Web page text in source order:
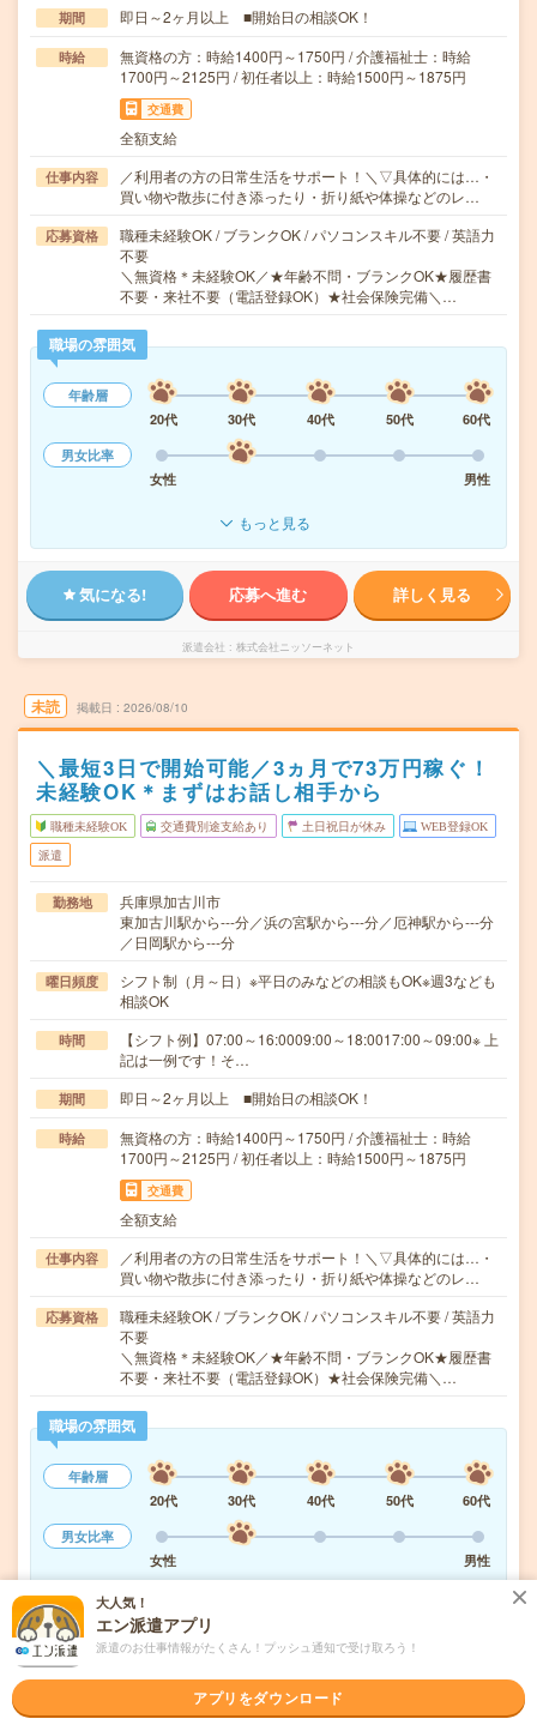
期間 即日～2ヶ月以上 ■開始日の相談OK！
時給
無資格の方：時給1400円～1750円 / 介護福祉士：時給
1700円～2125円 / 初任者以上：時給1500円～1875円
交通費
全額支給
仕事内容
／利用者の方の日常生活をサポート！＼▽具体的には…・
買い物や散歩に付き添ったり・折り紙や体操などのレ…
応募資格
職種未経験OK / ブランクOK / パソコンスキル不要 / 英語力
不要
＼無資格＊未経験OK／★年齢不問・ブランクOK★履歴書
不要・来社不要（電話登録OK）★社会保険完備＼…
職場の雰囲気
年齢層
20代
30代 40代 50代
60代
男女比率
女性
男性
もっと見る
気になる! 応募へ進む 詳しく見る
派遣会社 株式会社ニッソーネット
未読 掲載日 2026/08/10
＼最短3日で開始可能／3ヵ月で73万円稼ぐ！
未経験OK＊まずはお話し相手から
職種未経験OK 交通費別途支給あり 土日祝日が休み WEB登録OK
派遣
勤務地
兵庫県加古川市
東加古川駅から---分／浜の宮駅から---分／厄神駅から---分
／日岡駅から---分
曜日頻度
シフト制（月～日）※平日のみなどの相談もOK※週3なども
相談OK
時間
【シフト例】07:00～16:0009:00～18:0017:00～09:00※ 上
記は一例です！そ…
期間 即日～2ヶ月以上 ■開始日の相談OK！
時給
無資格の方：時給1400円～1750円 / 介護福祉士：時給
1700円～2125円 / 初任者以上：時給1500円～1875円
交通費
全額支給
仕事内容
／利用者の方の日常生活をサポート！＼▽具体的には…・
買い物や散歩に付き添ったり・折り紙や体操などのレ…
応募資格
職種未経験OK / ブランクOK / パソコンスキル不要 / 英語力
不要
＼無資格＊未経験OK／★年齢不問・ブランクOK★履歴書
不要・来社不要（電話登録OK）★社会保険完備＼…
職場の雰囲気
年齢層
20代
30代 40代 50代
60代
男女比率
女性
男性
気になる! 応募へ進む 詳しく見る
大人気！
エン派遣アプリ
派遣のお仕事情報がたくさん！プッシュ通知で受け取ろう！
アプリをダウンロード